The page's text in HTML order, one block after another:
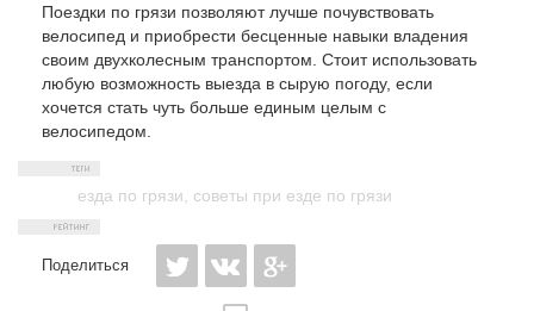
Поездки по грязи позволяют лучше почувствовать
велосипед и приобрести бесценные навыки владения
своим двухколесным транспортом. Стоит использовать
любую возможность выезда в сырую погоду, если
хочется стать чуть больше единым целым с
велосипедом.
езда по грязи советы при езде по грязи
Поделиться